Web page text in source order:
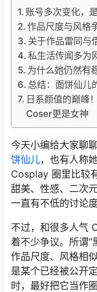
账号多次变化，
作品尺度与风格
关于作品雷同与
私生活传闻多为
为什么她仍然有
总结：面饼仙儿
日系颜值的巅峰
Coser更是女神
今天小编给大家聊
饼仙儿，也有人称
Cosplay 圈里比较
甜美、性感、二次
一直有不低的讨论度
不过，和很多人气
着不少争议。所谓“
作品尺度、风格相
是某个已经被公开
时，最好把它当作